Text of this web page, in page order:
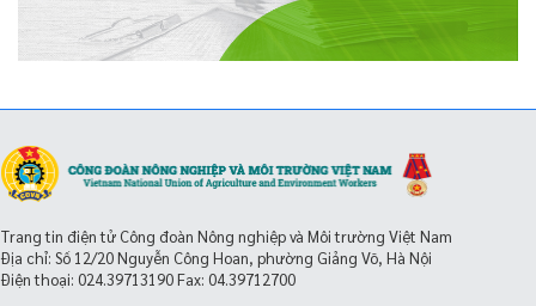
Trang tin điện tử Công đoàn Nông nghiệp và Môi trường Việt Nam
Địa chỉ: Số 12/20 Nguyễn Công Hoan, phường Giảng Võ, Hà Nội
Điện thoại: 024.39713190Fax: 04.39712700